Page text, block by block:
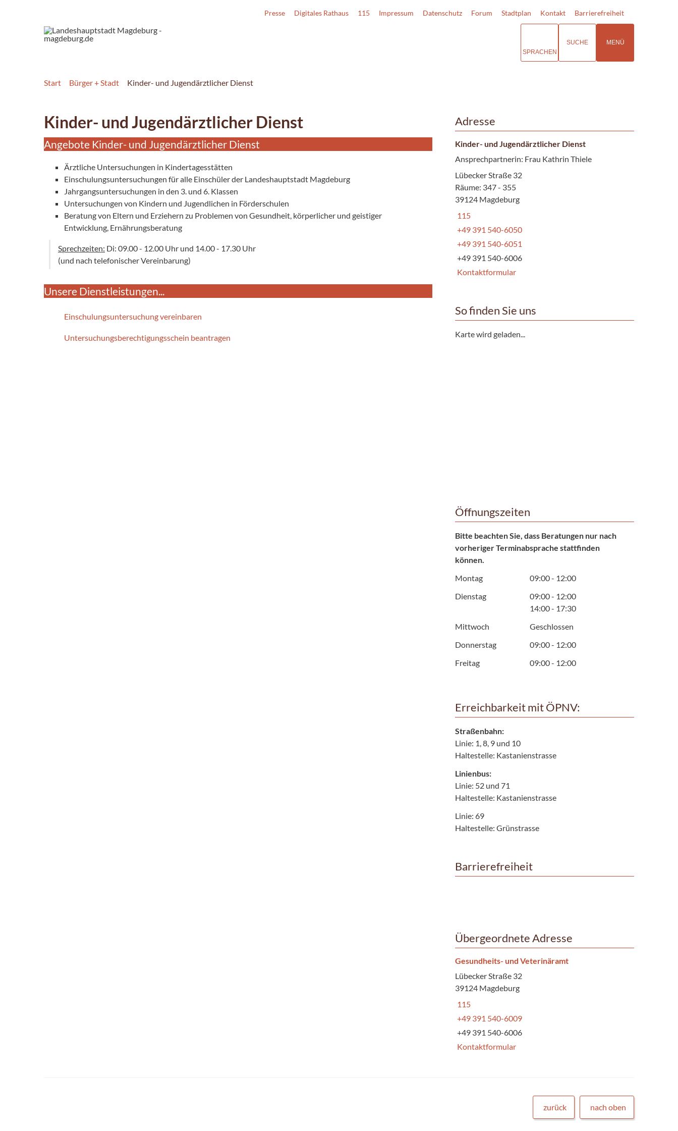
Presse Digitales Rathaus 115 Impressum Datenschutz Forum Stadtplan Kontakt Barrierefreiheit
SPRACHEN
SUCHE MENÜ
Start Bürger + Stadt Kinder- und Jugendärztlicher Dienst
Kinder- und Jugendärztlicher Dienst
Angebote Kinder- und Jugendärztlicher Dienst
Ärztliche Untersuchungen in Kindertagesstätten
Einschulungsuntersuchungen für alle Einschüler der Landeshauptstadt Magdeburg
Jahrgangsuntersuchungen in den 3. und 6. Klassen
Untersuchungen von Kindern und Jugendlichen in Förderschulen
Beratung von Eltern und Erziehern zu Problemen von Gesundheit, körperlicher und geistiger
Entwicklung, Ernährungsberatung
Sprechzeiten: Di: 09.00 - 12.00 Uhr und 14.00 - 17.30 Uhr
(und nach telefonischer Vereinbarung)
Unsere Dienstleistungen...
Einschulungsuntersuchung vereinbaren
Untersuchungsberechtigungsschein beantragen
Adresse
Kinder- und Jugendärztlicher Dienst
Ansprechpartnerin: Frau Kathrin Thiele
Lübecker Straße 32
Räume: 347 - 355
39124 Magdeburg
115
+49 391 540-6050
+49 391 540-6051
+49 391 540-6006
Kontaktformular
So finden Sie uns
Karte wird geladen...
Öffnungszeiten
Bitte beachten Sie, dass Beratungen nur nach
vorheriger Terminabsprache stattfinden
können.
Montag
09:00 - 12:00
Dienstag
09:00 - 12:00
14:00 - 17:30
Mittwoch
Geschlossen
Donnerstag
09:00 - 12:00
Freitag
09:00 - 12:00
Erreichbarkeit mit ÖPNV:
Straßenbahn:
Linie: 1, 8, 9 und 10
Haltestelle: Kastanienstrasse
Linienbus:
Linie: 52 und 71
Haltestelle: Kastanienstrasse
Linie: 69
Haltestelle: Grünstrasse
Barrierefreiheit
Übergeordnete Adresse
Gesundheits- und Veterinäramt
Lübecker Straße 32
39124 Magdeburg
115
+49 391 540-6009
+49 391 540-6006
Kontaktformular
zurück nach oben